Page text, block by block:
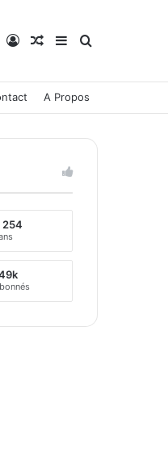
Connexion
Article Aléatoire
Sidebar (barre
Rechercher
A Propos
254